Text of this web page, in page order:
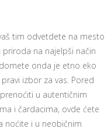
tim odvetdete na mesto
priroda na najelpši način
onda je etno eko
izbor za vas. Pored
u autentičnim
i čardacima, ovde ćete
noćite i u neobičnim